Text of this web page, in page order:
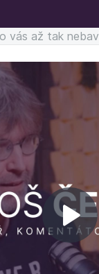
vás až tak